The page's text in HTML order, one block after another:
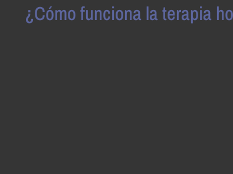
¿Cómo funciona la terapia